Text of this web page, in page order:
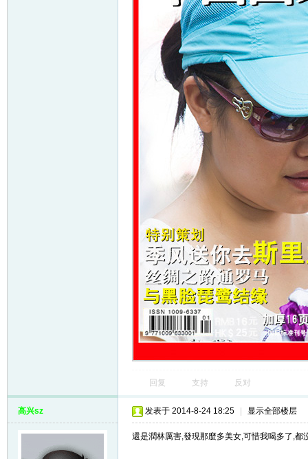
回复 支持 反对
高兴sz 发表于 2014-8-24 18:25 显示全部楼层
還是潤林厲害,發現那麼多美女,可惜我喝多了,都